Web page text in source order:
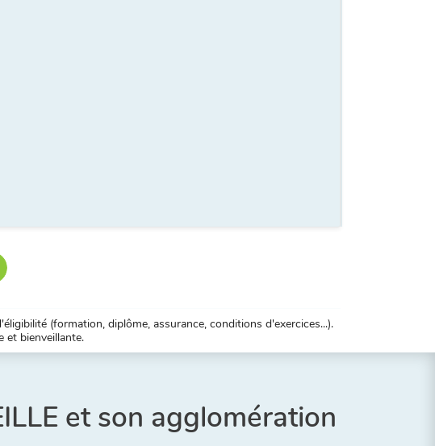
(formation, diplôme, assurance, conditions d'exercices...).
et bienveillante.
et son agglomération